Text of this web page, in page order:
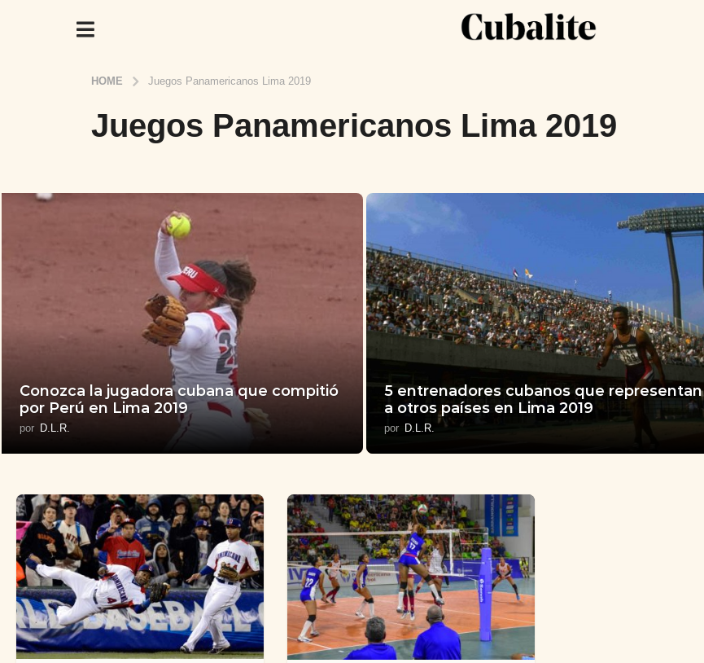
HOME Juegos Panamericanos Lima 2019
Juegos Panamericanos Lima 2019
Conozca la jugadora cubana que compitió
por Perú en Lima 2019
por D.L.R.
5 entrenadores cubanos que representan
a otros países en Lima 2019
por D.L.R.